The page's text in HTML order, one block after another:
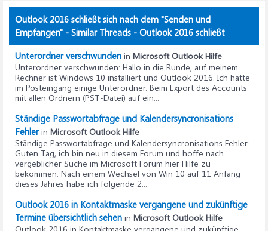
Outlook 2016 schließt sich nach dem "Senden und
Empfangen" - Similar Threads - Outlook 2016 schließt
Unterordner verschwunden in Microsoft Outlook Hilfe
Unterordner verschwunden: Hallo in die Runde, auf meinem
Rechner ist Windows 10 installiert und Outlook 2016. Ich hatte
im Posteingang einige Unterordner. Beim Export des Accounts
mit allen Ordnern (PST-Datei) auf ein...
Ständige Passwortabfrage und Kalendersyncronisations
Fehlerin Microsoft Outlook Hilfe
Ständige Passwortabfrage und Kalendersyncronisations Fehler:
Guten Tag, ich bin neu in diesem Forum und hoffe nach
vergeblicher Suche im Microsoft Forum hier Hilfe zu
bekommen. Nach einem Wechsel von Win 10 auf 11 Anfang
dieses Jahres habe ich folgende 2...
Outlook 2016 in Kontaktmaske vergangene und zukünftige
Termine übersichtlich sehen in Microsoft Outlook Hilfe